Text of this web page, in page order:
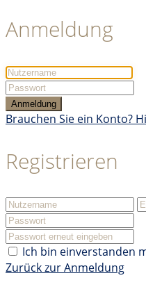
Anmeldung
Anmeldung
Brauchen Sie ein Konto?
Registrieren
Ich bin einverstanden
Zurück zur Anmeldung